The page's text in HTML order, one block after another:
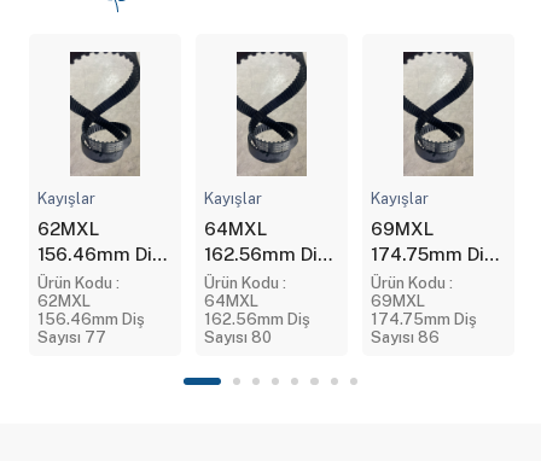
Kayışlar
62MXL
156.46mm Diş
Sayısı 77
Ürün Kodu :
62MXL
156.46mm Diş
Sayısı 77
Kayışlar
64MXL
162.56mm Diş
Sayısı 80
Ürün Kodu :
64MXL
162.56mm Diş
Sayısı 80
Kayışlar
69MXL
174.75mm Diş
Sayısı 86
Ürün Kodu :
69MXL
174.75mm Diş
Sayısı 86